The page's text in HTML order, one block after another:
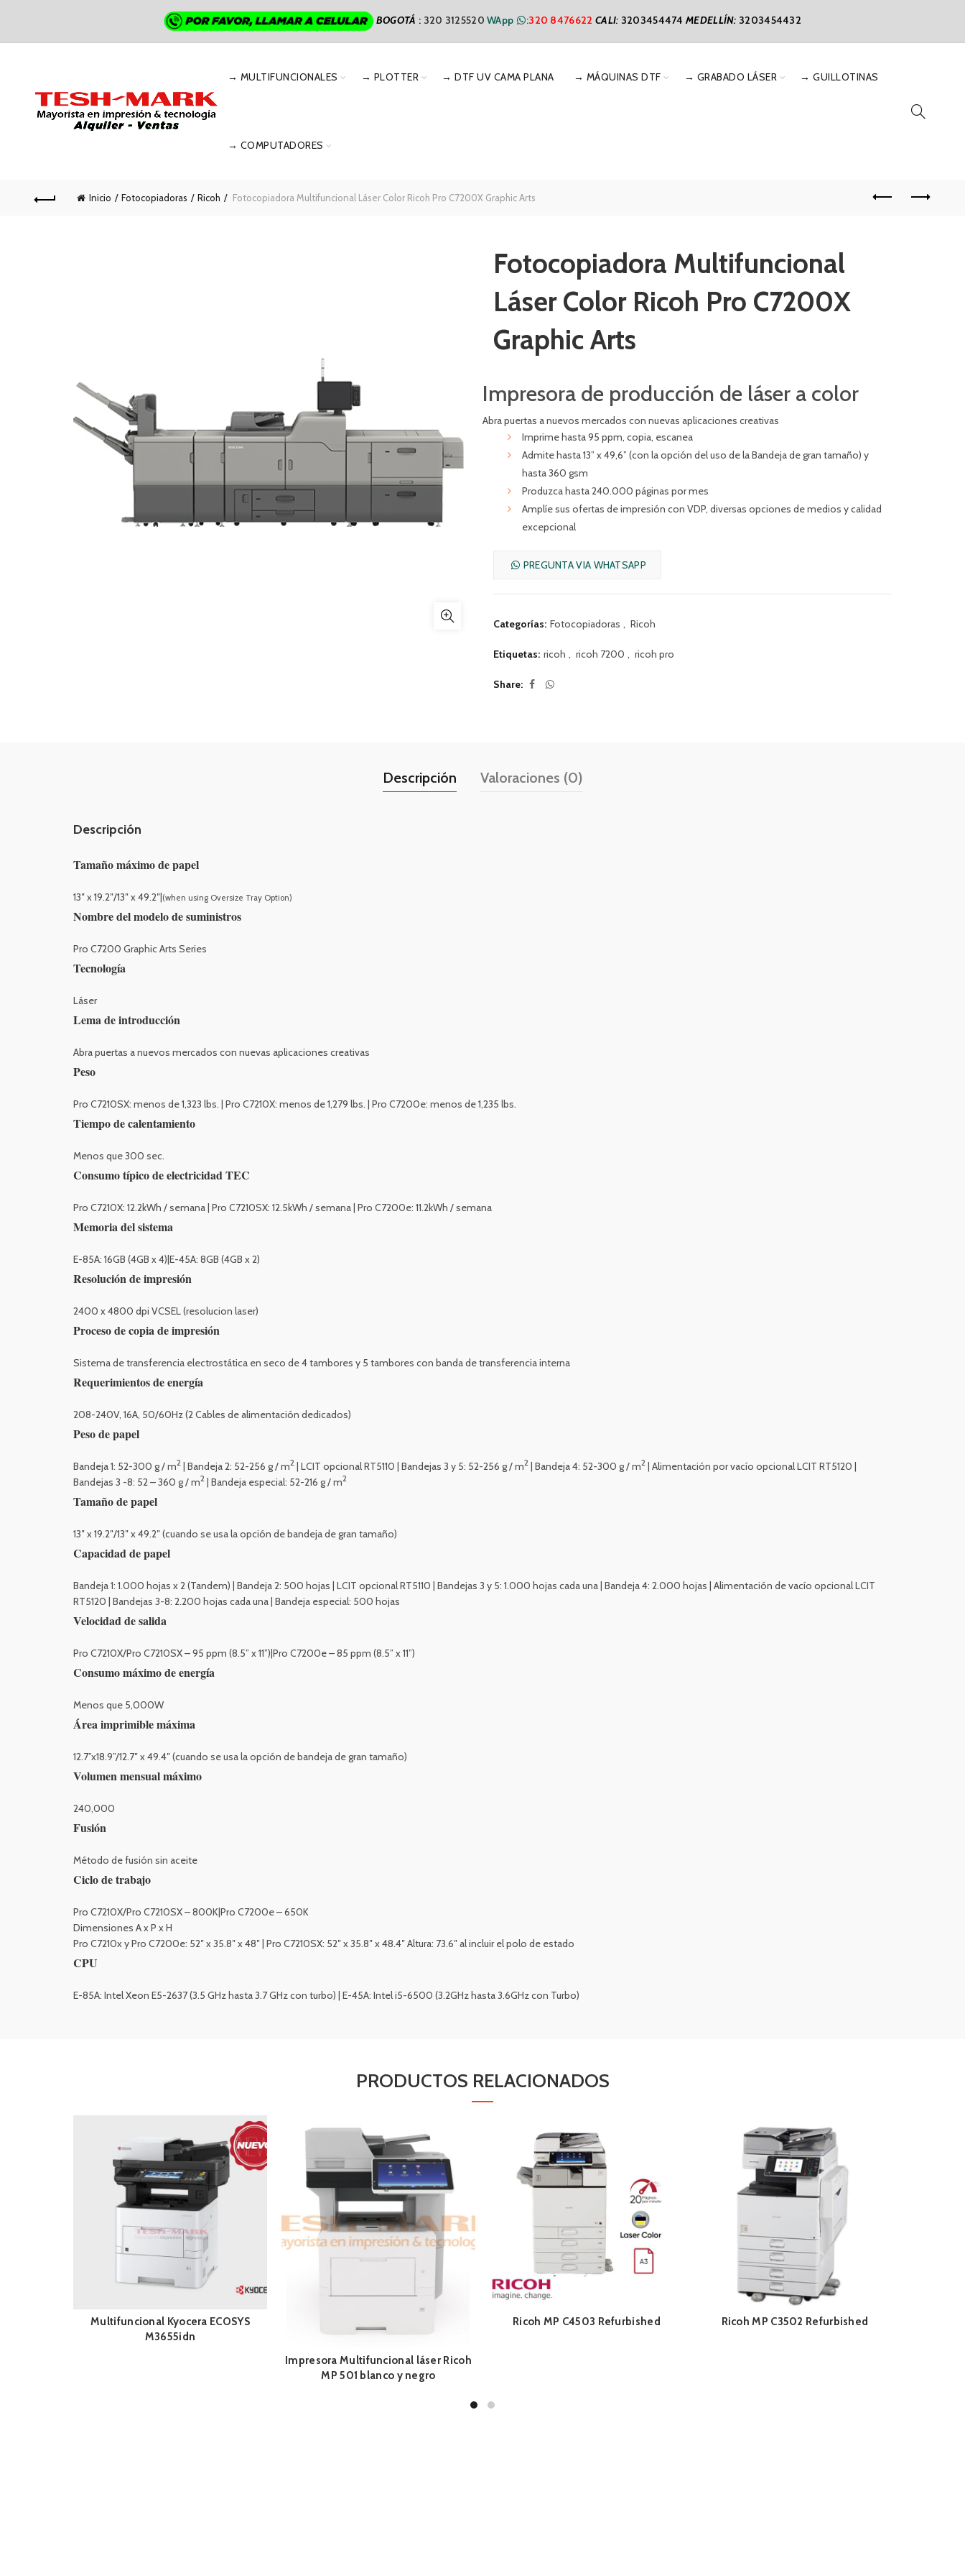
BOGOTÁ : 320 3125520WApp :320 8476622 CALI: 3203454474MEDELLÍN: 3203454432
→ MULTIFUNCIONALES → PLOTTER → DTF UV CAMA PLANA → MÁQUINAS DTF → GRABADO LÁSER → GUILLOTINAS
→ COMPUTADORES
Inicio Fotocopiadoras Ricoh Fotocopiadora Multifuncional Láser Color Ricoh Pro C7200X Graphic Arts
Fotocopiadora Multifuncional
Láser Color Ricoh Pro C7200X
Graphic Arts
Impresora de producción de láser a color
Abra puertas a nuevos mercados con nuevas aplicaciones creativas
Imprime hasta 95 ppm, copia, escanea
Admite hasta 13” x 49,6” (con la opción del uso de la Bandeja de gran tamaño) y
hasta 360 gsm
Produzca hasta 240.000 páginas por mes
Amplíe sus ofertas de impresión con VDP, diversas opciones de medios y calidad
excepcional
PREGUNTA VIA WHATSAPP
Categorías: Fotocopiadoras , Ricoh
Etiquetas: ricoh , ricoh 7200 , ricoh pro
Share
Descripción Valoraciones (0)
Descripción
Tamaño máximo de papel
13″ x 19.2″/13″ x 49.2″|(when using Oversize Tray Option)
Nombre del modelo de suministros
Pro C7200 Graphic Arts Series
Tecnología
Láser
Lema de introducción
Abra puertas a nuevos mercados con nuevas aplicaciones creativas
Peso
Pro C7210SX: menos de 1,323 lbs. | Pro C7210X: menos de 1,279 lbs. | Pro C7200e: menos de 1,235 lbs.
Tiempo de calentamiento
Menos que 300 sec.
Consumo típico de electricidad TEC
Pro C7210X: 12.2kWh / semana | Pro C7210SX: 12.5kWh / semana | Pro C7200e: 11.2kWh / semana
Memoria del sistema
E-85A: 16GB (4GB x 4)|E-45A: 8GB (4GB x 2)
Resolución de impresión
2400 x 4800 dpi VCSEL (resolucion laser)
Proceso de copia de impresión
Sistema de transferencia electrostática en seco de 4 tambores y 5 tambores con banda de transferencia interna
Requerimientos de energía
208-240V, 16A, 50/60Hz (2 Cables de alimentación dedicados)
Peso de papel
Bandeja 1: 52-300 g / m2 | Bandeja 2: 52-256 g / m2 | LCIT opcional RT5110 | Bandejas 3 y 5: 52-256 g / m2 | Bandeja 4: 52-300 g / m2 | Alimentación por vacío opcional LCIT RT5120 |
Bandejas 3 -8: 52 – 360 g / m2 | Bandeja especial: 52-216 g / m2
Tamaño de papel
13″ x 19.2″/13″ x 49.2″ (cuando se usa la opción de bandeja de gran tamaño)
Capacidad de papel
Bandeja 1: 1.000 hojas x 2 (Tandem) | Bandeja 2: 500 hojas | LCIT opcional RT5110 | Bandejas 3 y 5: 1.000 hojas cada una | Bandeja 4: 2.000 hojas | Alimentación de vacío opcional LCIT
RT5120 | Bandejas 3-8: 2.200 hojas cada una | Bandeja especial: 500 hojas
Velocidad de salida
Pro C7210X/Pro C7210SX – 95 ppm (8.5” x 11”)|Pro C7200e – 85 ppm (8.5” x 11”)
Consumo máximo de energía
Menos que 5,000W
Área imprimible máxima
12.7”x18.9”/12.7″ x 49.4″ (cuando se usa la opción de bandeja de gran tamaño)
Volumen mensual máximo
240,000
Fusión
Método de fusión sin aceite
Ciclo de trabajo
Pro C7210X/Pro C7210SX – 800K|Pro C7200e – 650K
Dimensiones A x P x H
Pro C7210x y Pro C7200e: 52″ x 35.8″ x 48″ | Pro C7210SX: 52″ x 35.8″ x 48.4″ Altura: 73.6″ al incluir el polo de estado
CPU
E-85A: Intel Xeon E5-2637 (3.5 GHz hasta 3.7 GHz con turbo) | E-45A: Intel i5-6500 (3.2GHz hasta 3.6GHz con Turbo)
PRODUCTOS RELACIONADOS
Multifuncional Kyocera ECOSYS
M3655idn
Impresora Multifuncional láser Ricoh
MP 501 blanco y negro
Ricoh MP C4503 Refurbished Ricoh MP C3502 Refurbished